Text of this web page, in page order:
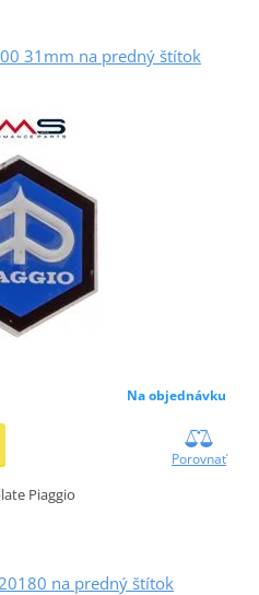
31mm na predný štítok
Na objednávku
Porovnať
Piaggio
na predný štítok